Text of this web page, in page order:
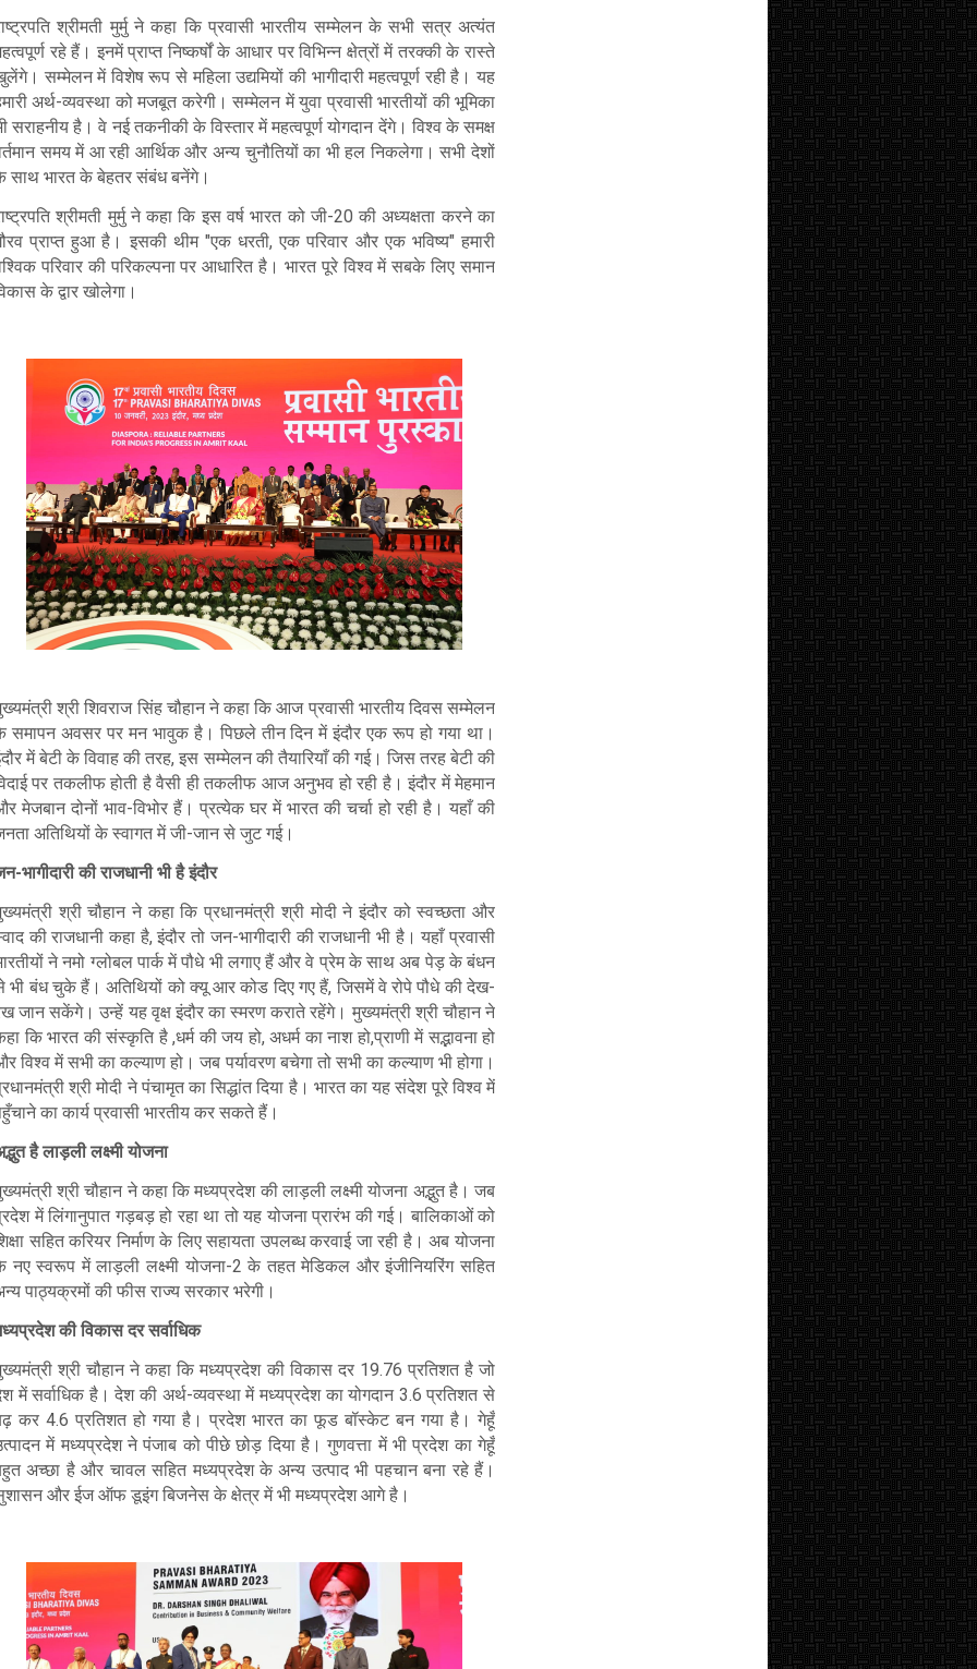
श्रीमती मुर्मु ने कहा कि प्रवासी भारतीय सम्मेलन के सभी सत्र अत्यंत
रहे हैं। इनमें प्राप्त निष्कर्षों के आधार पर विभिन्न क्षेत्रों में तरक्की के रास्ते
सम्मेलन में विशेष रूप से महिला उद्यमियों की भागीदारी महत्वपूर्ण रही है। यह
अर्थ-व्यवस्था को मजबूत करेगी। सम्मेलन में युवा प्रवासी भारतीयों की भूमिका
सराहनीय है। वे नई तकनीकी के विस्तार में महत्वपूर्ण योगदान देंगे। विश्व के समक्ष
समय में आ रही आर्थिक और अन्य चुनौतियों का भी हल निकलेगा। सभी देशों
साथ भारत के बेहतर संबंध बनेंगे।
श्रीमती मुर्मु ने कहा कि इस वर्ष भारत को जी-20 की अध्यक्षता करने का
प्राप्त हुआ है। इसकी थीम "एक धरती, एक परिवार और एक भविष्य" हमारी
परिवार की परिकल्पना पर आधारित है। भारत पूरे विश्व में सबके लिए समान
के द्वार खोलेगा।
श्री शिवराज सिंह चौहान ने कहा कि आज प्रवासी भारतीय दिवस सम्मेलन
समापन अवसर पर मन भावुक है। पिछले तीन दिन में इंदौर एक रूप हो गया था।
में बेटी के विवाह की तरह, इस सम्मेलन की तैयारियाँ की गई। जिस तरह बेटी की
पर तकलीफ होती है वैसी ही तकलीफ आज अनुभव हो रही है। इंदौर में मेहमान
मेजबान दोनों भाव-विभोर हैं। प्रत्येक घर में भारत की चर्चा हो रही है। यहाँ की
अतिथियों के स्वागत में जी-जान से जुट गई।
भागीदारी की राजधानी भी है इंदौर
श्री चौहान ने कहा कि प्रधानमंत्री श्री मोदी ने इंदौर को स्वच्छता और
की राजधानी कहा है, इंदौर तो जन-भागीदारी की राजधानी भी है। यहाँ प्रवासी
ने नमो ग्लोबल पार्क में पौधे भी लगाए हैं और वे प्रेम के साथ अब पेड़ के बंधन
भी बंध चुके हैं। अतिथियों को क्यू आर कोड दिए गए हैं, जिसमें वे रोपे पौधे की देख-
जान सकेंगे। उन्हें यह वृक्ष इंदौर का स्मरण कराते रहेंगे। मुख्यमंत्री श्री चौहान ने
कि भारत की संस्कृति है ,धर्म की जय हो, अधर्म का नाश हो,प्राणी में सद्भावना हो
विश्व में सभी का कल्याण हो। जब पर्यावरण बचेगा तो सभी का कल्याण भी होगा।
श्री मोदी ने पंचामृत का सिद्धांत दिया है। भारत का यह संदेश पूरे विश्व में
का कार्य प्रवासी भारतीय कर सकते हैं।
है लाड़ली लक्ष्मी योजना
श्री चौहान ने कहा कि मध्यप्रदेश की लाड़ली लक्ष्मी योजना अद्भुत है। जब
में लिंगानुपात गड़बड़ हो रहा था तो यह योजना प्रारंभ की गई। बालिकाओं को
सहित करियर निर्माण के लिए सहायता उपलब्ध करवाई जा रही है। अब योजना
नए स्वरूप में लाड़ली लक्ष्मी योजना-2 के तहत मेडिकल और इंजीनियरिंग सहित
पाठ्यक्रमों की फीस राज्य सरकार भरेगी।
की विकास दर सर्वाधिक
श्री चौहान ने कहा कि मध्यप्रदेश की विकास दर 19.76 प्रतिशत है जो
में सर्वाधिक है। देश की अर्थ-व्यवस्था में मध्यप्रदेश का योगदान 3.6 प्रतिशत से
कर 4.6 प्रतिशत हो गया है। प्रदेश भारत का फूड बॉस्केट बन गया है। गेहूँ
में मध्यप्रदेश ने पंजाब को पीछे छोड़ दिया है। गुणवत्ता में भी प्रदेश का गेहूँ
अच्छा है और चावल सहित मध्यप्रदेश के अन्य उत्पाद भी पहचान बना रहे हैं।
और ईज ऑफ डूइंग बिजनेस के क्षेत्र में भी मध्यप्रदेश आगे है।